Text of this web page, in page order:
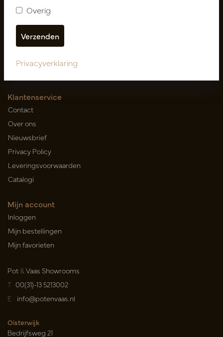
Nieuwsbrief
Klantenservice
Contact
Over ons
Nieuwsbrief
Privacy Policy
Leveringsvoorwaarden
Catalogi
Mijn account
Inloggen
Mijn bestellingen
Mijn favorieten
Pot&Vaas Showrooms
T 00(31)-13 5213002
E info@potenvaas.nl
Oisterwijk
Bedrijfsweg 21
Overig
Privacyverklaring